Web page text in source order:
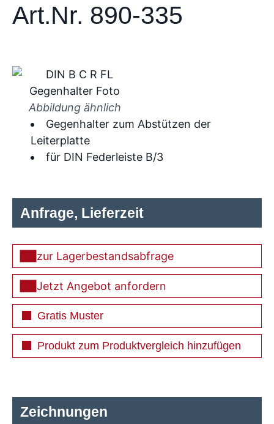
Art.Nr. 890-335
Abbildung ähnlich
Gegenhalter zum Abstützen der
Leiterplatte
für DIN Federleiste B/3
Zeichnungen
Anfrage, Lieferzeit
zur Lagerbestandsabfrage
Jetzt Angebot anfordern
Gratis Muster
Produkt zum Produktvergleich hinzufügen